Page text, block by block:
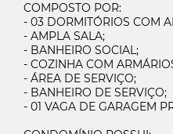
COMPOSTO POR:
- 03 DORMITÓRIOS COM
- AMPLA SALA;
- BANHEIRO SOCIAL;
- COZINHA COM
- ÁREA DE SERVIÇO;
- BANHEIRO DE SERVIÇO;
- 01 VAGA DE GARAGEM